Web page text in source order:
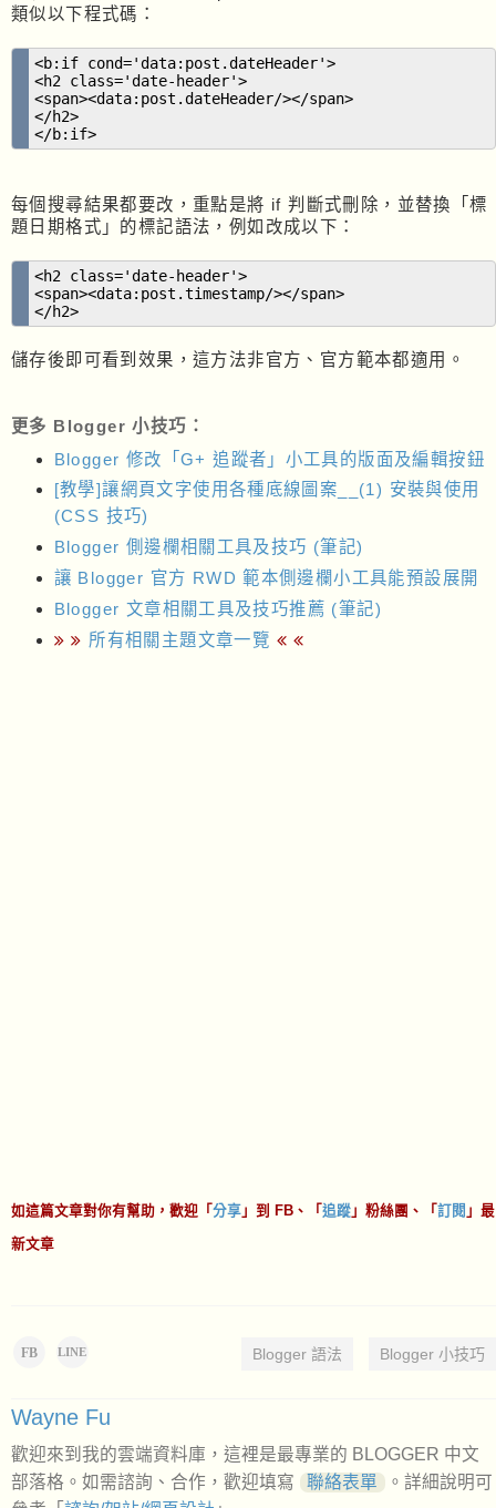
類似以下程式碼：
<b:if cond='data:post.dateHeader'>
<h2 class='date-header'>
<span><data:post.dateHeader/></span>
</h2>
</b:if>
每個搜尋結果都要改，重點是將 if 判斷式刪除，並替換「標
題日期格式」的標記語法，例如改成以下：
<h2 class='date-header'>
<span><data:post.timestamp/></span>
</h2>
儲存後即可看到效果，這方法非官方、官方範本都適用。
更多 Blogger 小技巧：
Blogger 修改「G+ 追蹤者」小工具的版面及編輯按鈕
[教學]讓網頁文字使用各種底線圖案__(1) 安裝與使用
(CSS 技巧)
Blogger 側邊欄相關工具及技巧 (筆記)
讓 Blogger 官方 RWD 範本側邊欄小工具能預設展開
Blogger 文章相關工具及技巧推薦 (筆記)
所有相關主題文章一覽
如這篇文章對你有幫助，歡迎「 分享 」到 FB、「 追蹤 」粉絲團、「 訂閱 」最
新文章
FB LINE Blogger 語法 Blogger 小技巧
Wayne Fu
歡迎來到我的雲端資料庫，這裡是最專業的 BLOGGER 中文
部落格。如需諮詢、合作，歡迎填寫
聯絡表單
。詳細說明可